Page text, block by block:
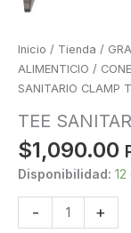
Inicio / Tienda /
ALIMENTICIO /
SANITARIO CLAMP
TEE
$1,090.00
Disponibilidad:
-
SANITARIO
+